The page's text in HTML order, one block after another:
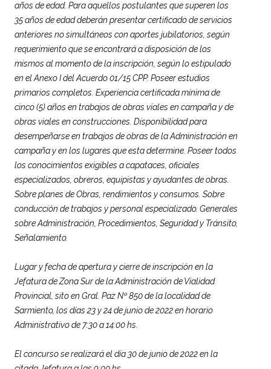
años de edad. Para aquellos postulantes que superen los
35 años de edad deberán presentar certificado de servicios
anteriores no simultáneos con aportes jubilatorios, según
requerimiento que se encontrará a disposición de los
mismos al momento de la inscripción, según lo estipulado
en el Anexo I del Acuerdo 01/15 CPP. Poseer estudios
primarios completos. Experiencia certificada mínima de
cinco (5) años en trabajos de obras viales en campaña y de
obras viales en construcciones. Disponibilidad para
desempeñarse en trabajos de obras de la Administración en
campaña y en los lugares que esta determine. Poseer todos
los conocimientos exigibles a capataces, oficiales
especializados, obreros, equipistas y ayudantes de obras.
Sobre planes de Obras, rendimientos y consumos. Sobre
conducción de trabajos y personal especializado. Generales
sobre Administración, Procedimientos, Seguridad y Tránsito,
Señalamiento.
Lugar y fecha de apertura y cierre de inscripción en la
Jefatura de Zona Sur de la Administración de Vialidad
Provincial, sito en Gral. Paz Nº 850 de la localidad de
Sarmiento, los días 23 y 24 de junio de 2022 en horario
Administrativo de 7:30 a 14:00 hs.
El concurso se realizará el día 30 de junio de 2022 en la